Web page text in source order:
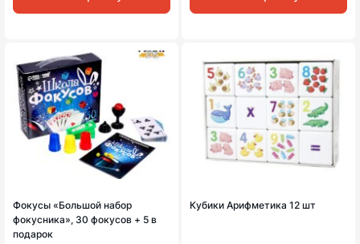
Фокусы «Большой набор
фокусника», 30 фокусов + 5 в
подарок
Кубики Арифметика 12 шт